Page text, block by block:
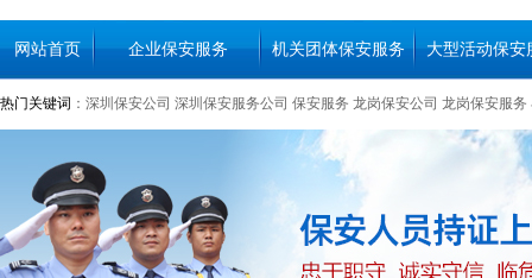
网站首页 企业保安服务 机关团体保安服务 大型活动保安
热门关键词 ： 深圳保安公司 深圳保安服务公司 保安服务 龙岗保安公司 龙岗保安服务